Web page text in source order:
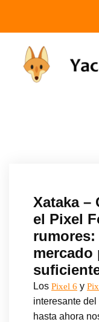
Xataka –
el Pixel
mercado
Los Pixel 6 y
interesante
hasta ahora